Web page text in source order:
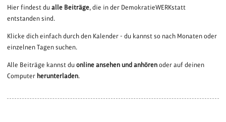
Hier findest dualle Beiträge, die in der DemokratieWERKstatt
entstanden sind.
Klicke dich einfach durch den Kalender - du kannst so nach Monaten oder
einzelnen Tagen suchen.
Alle Beiträge kannst duonline ansehen und anhören oder auf deinen
Computer herunterladen.